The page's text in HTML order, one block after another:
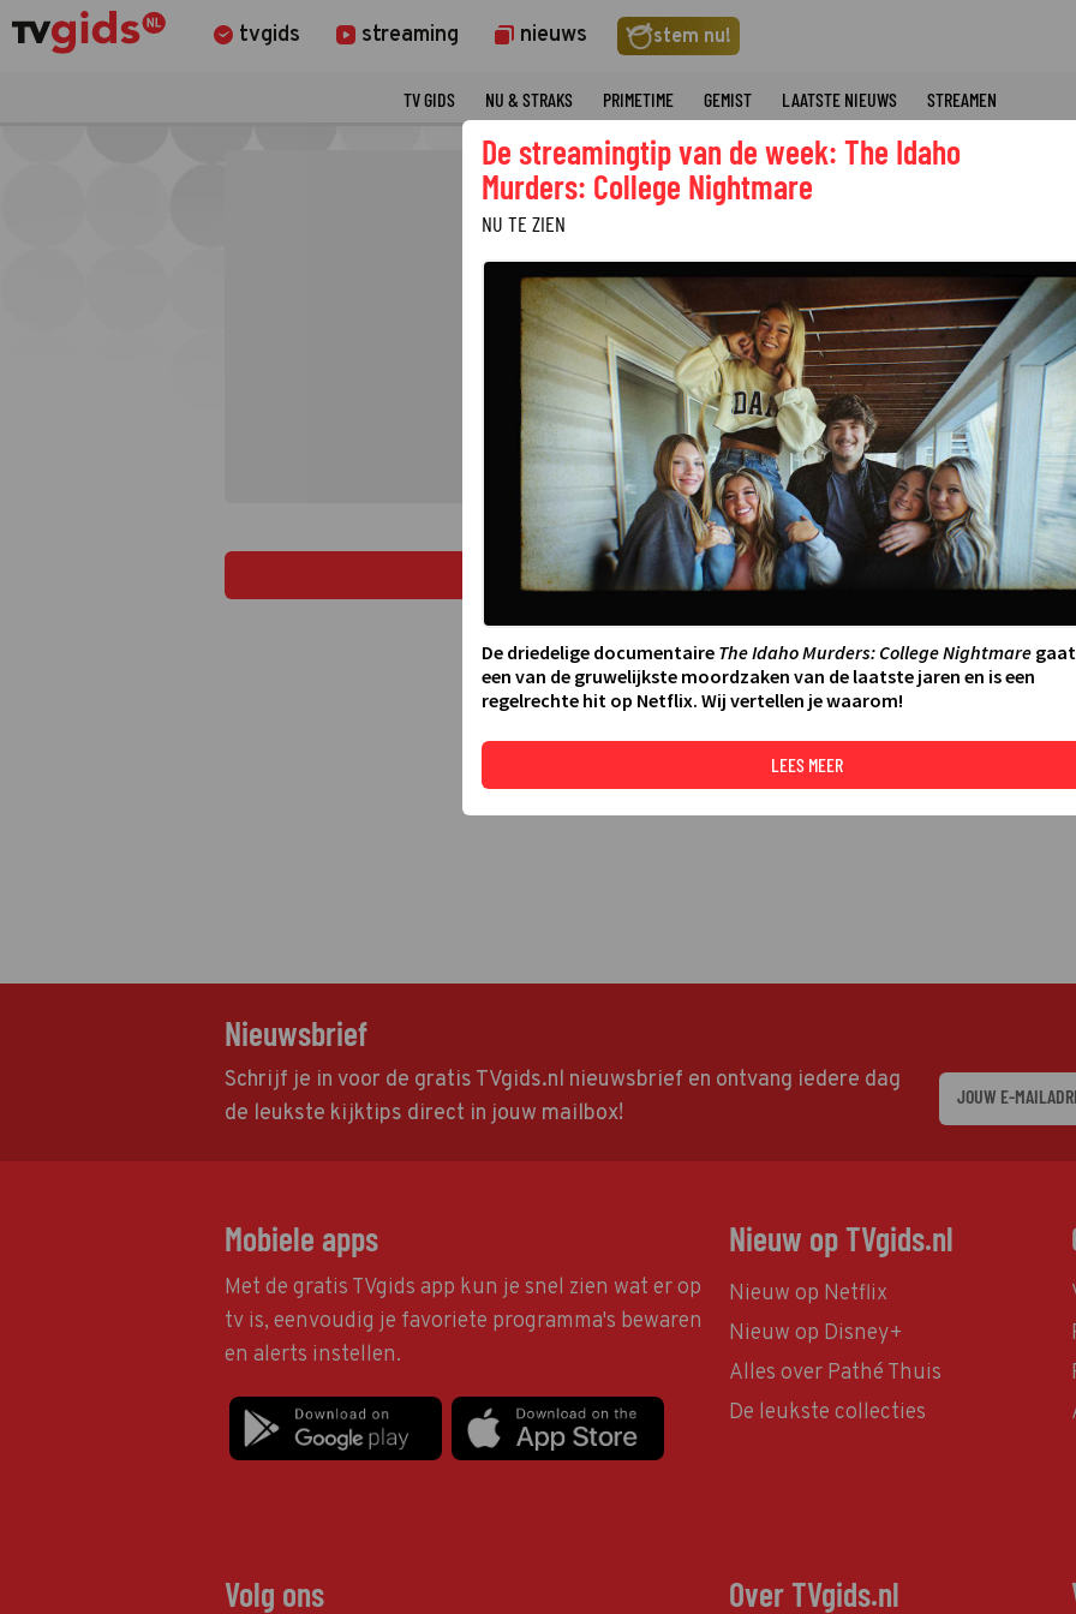
tvgids streaming nieuws stem nu!
TV GIDS NU & STRAKS PRIMETIME GEMIST LAATSTE NIEUWS STREAMEN
LEES MEER
Nieuwsbrief
Schrijf je in voor de gratis TVgids.nl nieuwsbrief en ontvang iedere dag
de leukste kijktips direct in jouw mailbox!
Mobiele apps
Met de gratis TVgids app kun je snel zien wat er op
tv is, eenvoudig je favoriete programma's bewaren
en alerts instellen.
Nieuw op TVgids.nl
Nieuw op Netflix
Nieuw op Disney+
Alles over Pathé Thuis
De leukste collecties
Volg ons Over TVgids.nl
De streamingtip van de week: The Idaho
Murders: College Nightmare
NU TE ZIEN
De driedelige documentaire The Idaho Murders: College Nightmaregaat
een van de gruwelijkste moordzaken van de laatste jaren en is een
regelrechte hit op Netflix. Wij vertellen je waarom!
LEES MEER